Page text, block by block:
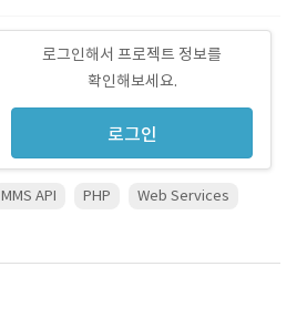
로그인해서 프로젝트 정보를
확인해보세요.
로그인
MMS API PHP Web Services